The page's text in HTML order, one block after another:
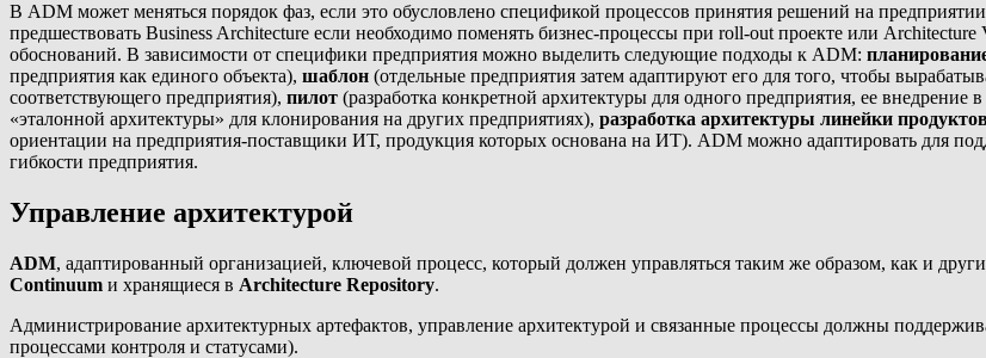
В ADM может меняться порядок фаз, если это обусловлено спецификой процессов принятия решений на
предшествовать Business Architecture если необходимо поменять бизнес-процессы при roll-out проекте или
обоснований. В зависимости от специфики предприятия можно выделить следующие подходы к ADM:
предприятия как единого объекта), шаблон (отдельные предприятия затем адаптируют его для того, чтобы
соответствующего предприятия), пилот (разработка конкретной архитектуры для одного предприятия, ее внедрение
«эталонной архитектуры» для клонирования на других предприятиях), разработка архитектуры линейки продуктов
ориентации на предприятия-поставщики ИТ, продукция которых основана на ИТ). ADM можно адаптировать для
гибкости предприятия.
Управление архитектурой
ADM, адаптированный организацией, ключевой процесс, который должен управляться таким же образом, как и
Continuum и хранящиеся в Architecture Repository.
Администрирование архитектурных артефактов, управление архитектурой и связанные процессы должны
процессами контроля и статусами).